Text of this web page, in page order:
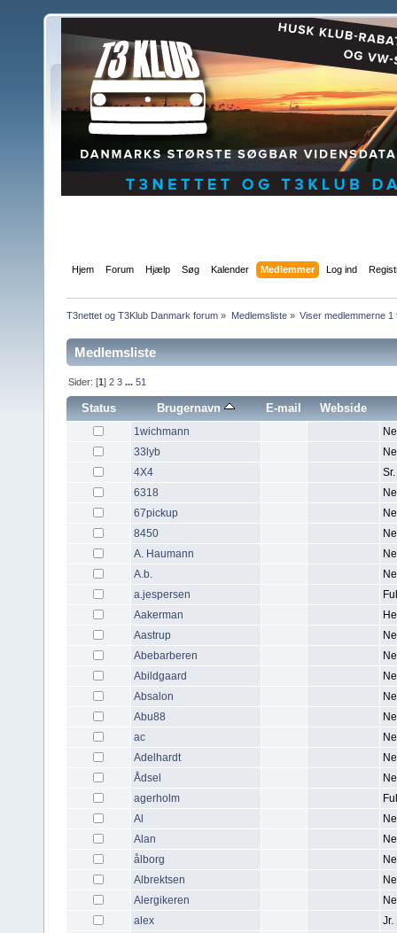
Hjem Forum Hjælp Søg Kalender Medlemmer Log ind
T3nettet og T3Klub Danmark forum » Medlemsliste» Viser medlemmerne 1
Medlemsliste
Sider: [1]2 3 ...51
Status Brugernavn E-mail Webside
1wichmann
33lyb
4X4
6318
67pickup
8450
A. Haumann
A.b.
a.jespersen
Aakerman
Aastrup
Abebarberen
Abildgaard
Absalon
Abu88
ac
Adelhardt
Ådsel
agerholm
Al
Alan
ålborg
Albrektsen
Alergikeren
alex
Jr.